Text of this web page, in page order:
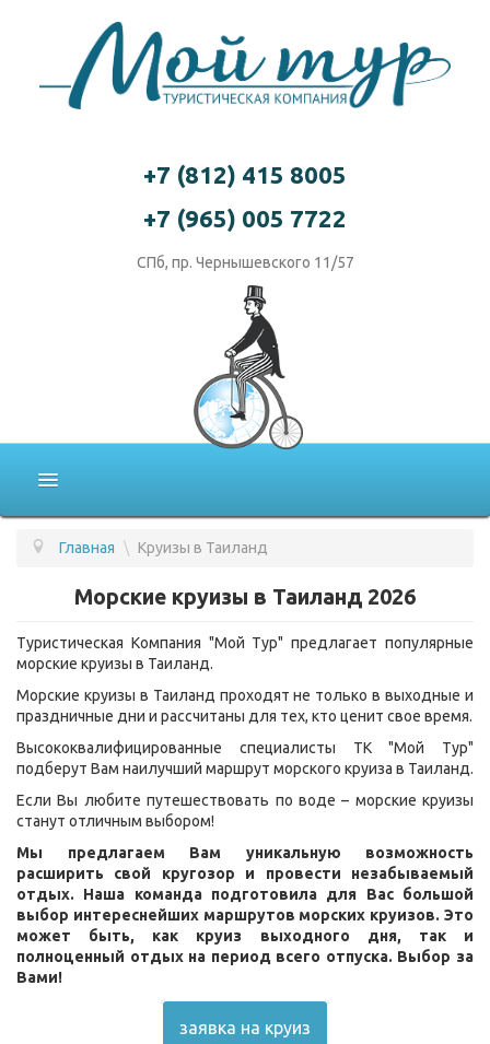
+7 (812) 415 8005
+7 (965) 005 7722
СПб, пр. Чернышевского 11/57
ПОДБОР ТУРА
ГОРЯЩИЕ ТУРЫ
СТРАНЫ
УСЛУГИ
О КОМПАНИИ
ОТЗЫВЫ
КОНТАКТЫ
Главная \ Круизы в Таиланд
Морские круизы в Таиланд 2026
Туристическая Компания "Мой Тур" предлагает популярные
морские круизы в Таиланд.
Морские круизы в Таиланд проходят не только в выходные и
праздничные дни и рассчитаны для тех, кто ценит свое время.
Высококвалифицированные специалисты ТК "Мой Тур"
подберут Вам наилучший маршрут морского круиза в Таиланд.
Если Вы любите путешествовать по воде – морские круизы
станут отличным выбором!
Мы предлагаем Вам уникальную возможность
расширить свой кругозор и провести незабываемый
отдых. Наша команда подготовила для Вас большой
выбор интереснейших маршрутов морских круизов. Это
может быть, как круиз выходного дня, так и
полноценный отдых на период всего отпуска. Выбор за
Вами!
заявка на круиз